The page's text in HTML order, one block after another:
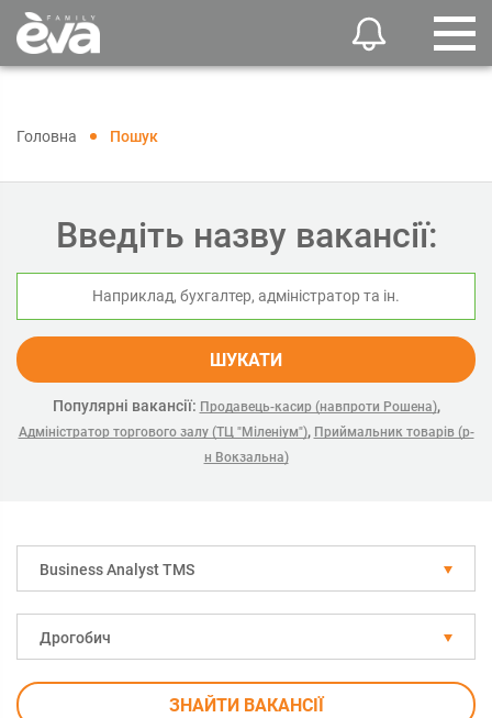
Головна Пошук
Введіть назву вакансії:
ШУКАТИ
Популярні вакансії: Продавець-касир (навпроти Рошена),
Адміністратор торгового залу (ТЦ "Міленіум"), Приймальник товарів (р-
н Вокзальна)
Business Analyst TMS
Дрогобич
ЗНАЙТИ ВАКАНСІЇ